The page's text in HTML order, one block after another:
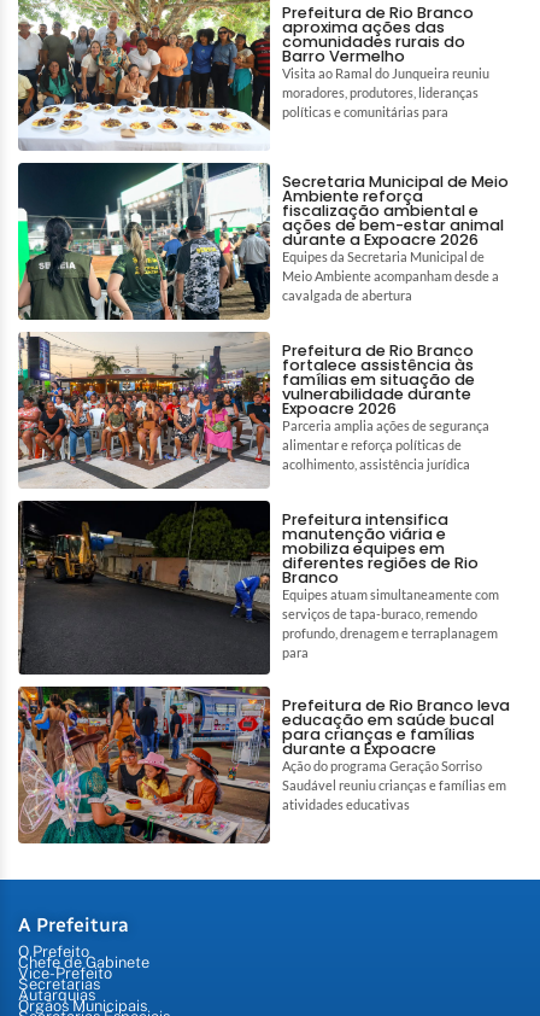
Prefeitura de Rio Branco
aproxima ações das
comunidades rurais do
Barro Vermelho
Visita ao Ramal do Junqueira reuniu
moradores, produtores, lideranças
políticas e comunitárias para
Secretaria Municipal de Meio
Ambiente reforça
fiscalização ambiental e
ações de bem-estar animal
durante a Expoacre 2026
Equipes da Secretaria Municipal de
Meio Ambiente acompanham desde a
cavalgada de abertura
Prefeitura de Rio Branco
fortalece assistência às
famílias em situação de
vulnerabilidade durante
Expoacre 2026
Parceria amplia ações de segurança
alimentar e reforça políticas de
acolhimento, assistência jurídica
Prefeitura intensifica
manutenção viária e
mobiliza equipes em
diferentes regiões de Rio
Branco
Equipes atuam simultaneamente com
serviços de tapa-buraco, remendo
profundo, drenagem e terraplanagem
para
Prefeitura de Rio Branco leva
educação em saúde bucal
para crianças e famílias
durante a Expoacre
Ação do programa Geração Sorriso
Saudável reuniu crianças e famílias em
atividades educativas
A Prefeitura
O Prefeito
Chefe de Gabinete
Vice-Prefeito
Secretarias
Autarquias
Órgãos Municipais